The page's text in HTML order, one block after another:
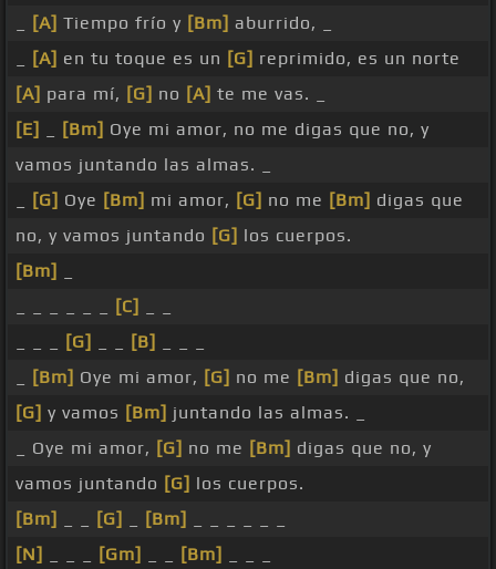
[A] Tiempo frío y [Bm] aburrido, _
[A] en tu toque es un [G] reprimido, es un norte
[A] para mí, [G] no [A] te me vas. _
[E]
[Bm] Oye mi amor, no me digas que no, y
vamos juntando las almas. _
[G] Oye [Bm] mi amor, [G] no me [Bm] digas que
no, y vamos juntando [G] los cuerpos.
[Bm]
[C]
[G] [B]
[Bm] Oye mi amor, [G] no me [Bm] digas que no,
[G] y vamos [Bm] juntando las almas. _
_ Oye mi amor, [G] no me [Bm] digas que no, y
vamos juntando [G] los cuerpos.
[Bm]
[G] [Bm]
[N]
[Gm] [Bm]